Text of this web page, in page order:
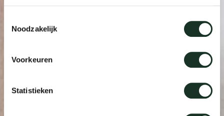
Noodzakelijk
Voorkeuren
Statistieken